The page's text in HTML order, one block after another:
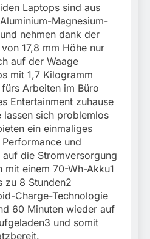
Laptops sind aus
Magnesium-
nehmen dank der
17,8 mm Höhe nur
auf der Waage
mit 1,7 Kilogramm
Arbeiten im Büro
Entertainment zuhause
lassen sich problemlos
ein einmaliges
und
die Stromversorgung
mit einem 70-Wh-Akku1
zu 8 Stunden2
Charge-Technologie
60 Minuten wieder auf
und somit